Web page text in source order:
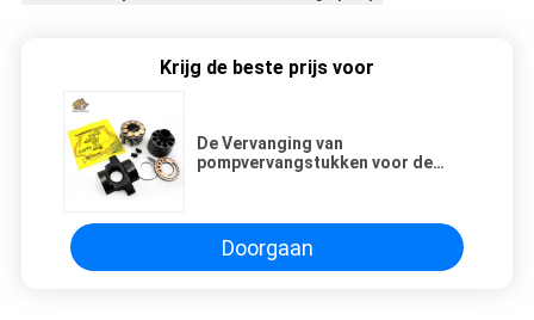
Krijg de beste prijs voor
De Vervanging van
pompvervangstukken voor de
Gunstige Prijs
Doorgaan